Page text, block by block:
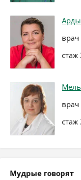
стаж
стаж
Мудрые говорят